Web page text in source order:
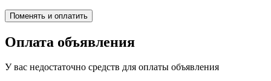
Оплата объявления
У вас недостаточно средств для оплаты объявления